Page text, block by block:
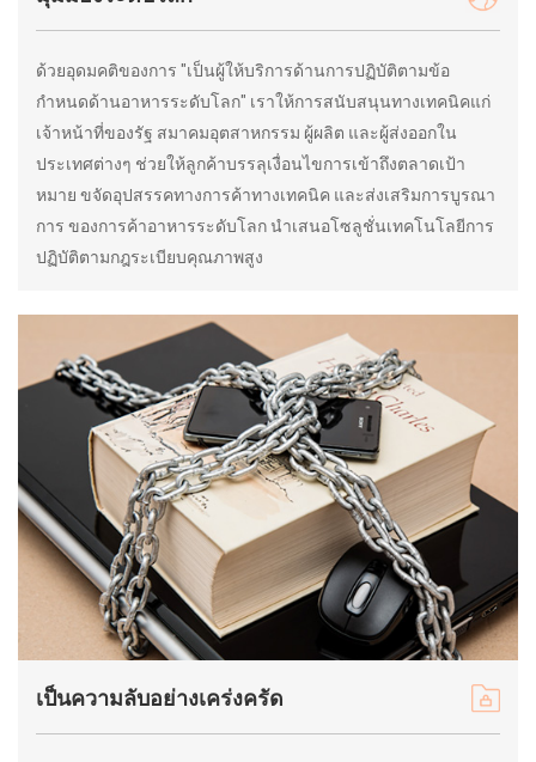
ด้วยอุดมคติของการ "เป็นผู้ให้บริการด้านการปฏิบัติตามข้อ
กำหนดด้านอาหารระดับโลก" เราให้การสนับสนุนทางเทคนิคแก่
เจ้าหน้าที่ของรัฐ สมาคมอุตสาหกรรม ผู้ผลิต และผู้ส่งออกใน
ประเทศต่างๆ ช่วยให้ลูกค้าบรรลุเงื่อนไขการเข้าถึงตลาดเป้า
หมาย ขจัดอุปสรรคทางการค้าทางเทคนิค และส่งเสริมการบูรณา
การ ของการค้าอาหารระดับโลก นำเสนอโซลูชั่นเทคโนโลยีการ
ปฏิบัติตามกฎระเบียบคุณภาพสูง
เป็นความลับอย่างเคร่งครัด